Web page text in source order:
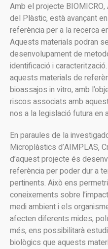
Amb el projecte
del Plàstic, està avançant
referència per a la recerca
Aquests materials podran
desenvolupament de
identificació i
aquests materials de
bioassajos in vitro, amb
riscos associats amb
nos a la legislació futura en
En paraules de la
Microplàstics d’AIMPLAS,
d’aquest projecte és
referència per poder dur a
pertinents. Això ens
coneixements sobre
medi ambient i els
afecten diferents mides,
més, ens possibilitarà
biològics que aquests